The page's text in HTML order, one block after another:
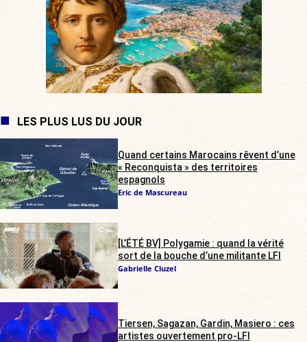
LES PLUS LUS DU JOUR
Quand certains Marocains rêvent d’une
« Reconquista » des territoires
espagnols
Eric de Mascureau
[L’ÉTÉ BV] Polygamie : quand la vérité
sort de la bouche d’une militante LFI
Gabrielle Cluzel
Tiersen, Sagazan, Gardin, Masiero : ces
artistes ouvertement pro-LFI